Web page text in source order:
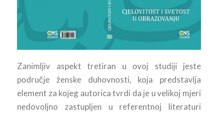
Zanimljiv aspekt tretiran u ovoj studiji jeste
područje ženske duhovnosti, koja predstavlja
element za kojeg autorica tvrdi da je u velikoj mjeri
nedovoljno zastupljen u referentnoj literaturi